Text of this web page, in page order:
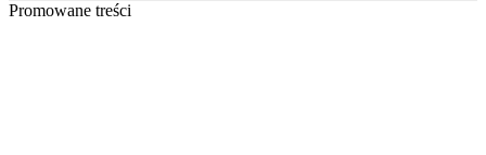
Promowane treści